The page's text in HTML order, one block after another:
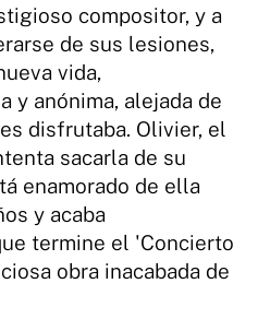
compositor, y a
de sus lesiones,
vida,
y anónima, alejada de
disfrutaba. Olivier, el
sacarla de su
enamorado de ella
y acaba
termine el 'Concierto
obra inacabada de